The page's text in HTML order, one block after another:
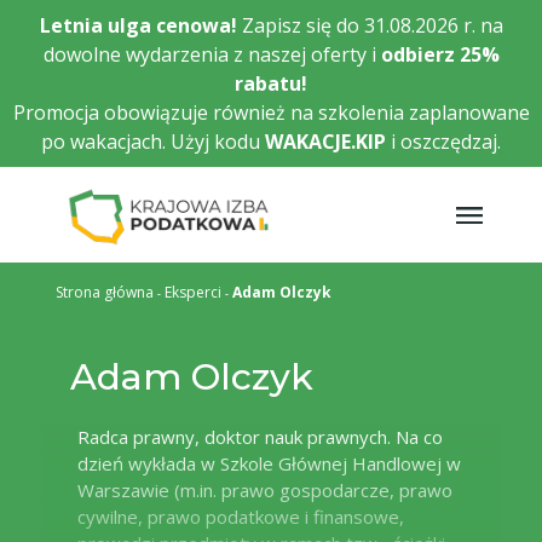
Przejdź
treści
Letnia ulga cenowa! Zapisz się do 31.08.2026 r. na
dowolne wydarzenia z naszej oferty i odbierz 25%
rabatu!
Promocja obowiązuje również na szkolenia zaplanowane
po wakacjach. Użyj kodu WAKACJE.KIP i oszczędzaj.
Strona główna Eksperci Adam Olczyk
Adam Olczyk
Radca prawny, doktor nauk prawnych. Na co
dzień wykłada w Szkole Głównej Handlowej w
Warszawie (m.in. prawo gospodarcze, prawo
cywilne, prawo podatkowe i finansowe,